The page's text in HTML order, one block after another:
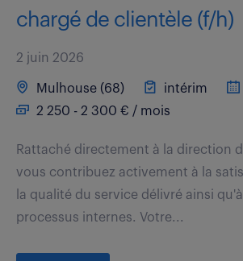
chargé de clientèle (f/h)
2 juin 2026
Mulhouse (68) intérim
2 250 - 2 300 € / mois
Rattaché directement à la direction
vous contribuez activement à la
la qualité du service délivré ainsi
processus internes. Votre...